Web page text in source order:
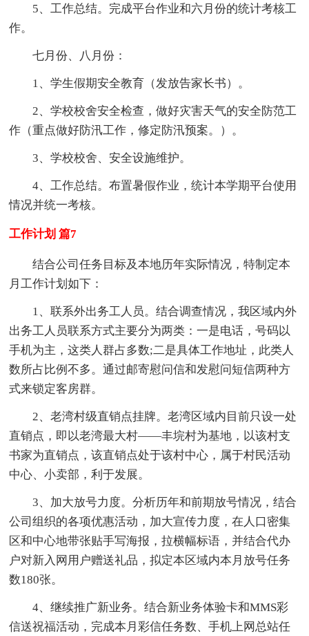
5、工作总结。完成平台作业和六月份的统计考核工
作。
七月份、八月份：
1、学生假期安全教育（发放告家长书）。
2、学校校舍安全检查，做好灾害天气的安全防范工
作（重点做好防汛工作，修定防汛预案。）。
3、学校校舍、安全设施维护。
4、工作总结。布置暑假作业，统计本学期平台使用
情况并统一考核。
工作计划 篇7
结合公司任务目标及本地历年实际情况，特制定本
月工作计划如下：
1、联系外出务工人员。结合调查情况，我区域内外
出务工人员联系方式主要分为两类：一是电话，号码以
手机为主，这类人群占多数;二是具体工作地址，此类人
数所占比例不多。通过邮寄慰问信和发慰问短信两种方
式来锁定客房群。
2、老湾村级直销点挂牌。老湾区域内目前只设一处
直销点，即以老湾最大村——丰垸村为基地，以该村支
书家为直销点，该直销点处于该村中心，属于村民活动
中心、小卖部，利于发展。
3、加大放号力度。分析历年和前期放号情况，结合
公司组织的各项优惠活动，加大宣传力度，在人口密集
区和中心地带张贴手写海报，拉横幅标语，并结合代办
户对新入网用户赠送礼品，拟定本区域内本月放号任务
数180张。
4、继续推广新业务。结合新业务体验卡和MMS彩
信送祝福活动，完成本月彩信任务数、手机上网总站任